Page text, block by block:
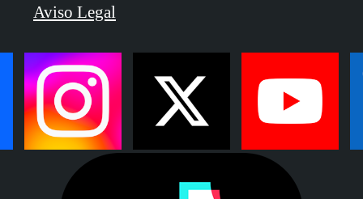
Aviso Legal